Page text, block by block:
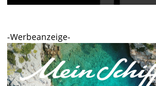
-Werbeanzeige-